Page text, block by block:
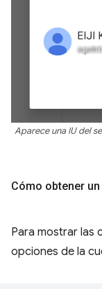
Aparece una IU del
Cómo obtener
Para mostrar las
opciones de la